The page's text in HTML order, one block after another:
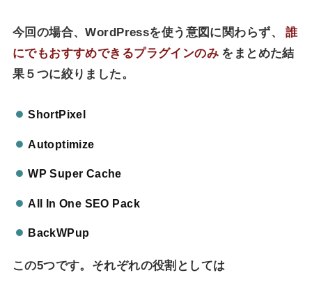
今回の場合、WordPressを使う意図に関わらず、
誰
にでもおすすめできるプラグインのみ をまとめた結
果５つに絞りました。
ShortPixel
Autoptimize
WP Super Cache
All In One SEO Pack
BackWPup
この5つです。それぞれの役割としては